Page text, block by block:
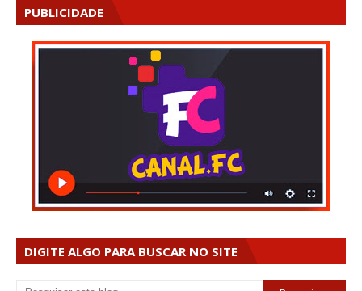
PUBLICIDADE
DIGITE ALGO PARA BUSCAR NO SITE